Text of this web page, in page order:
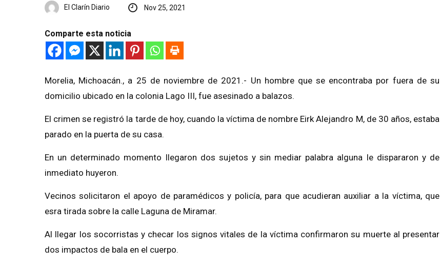
El Clarín Diario Nov 25, 2021
Comparte esta noticia
Morelia, Michoacán., a 25 de noviembre de 2021.- Un hombre que se encontraba por fuera de su
domicilio ubicado en la colonia Lago III, fue asesinado a balazos.
El crimen se registró la tarde de hoy, cuando la víctima de nombre Eirk Alejandro M, de 30 años, estaba
parado en la puerta de su casa.
En un determinado momento llegaron dos sujetos y sin mediar palabra alguna le dispararon y de
inmediato huyeron.
Vecinos solicitaron el apoyo de paramédicos y policía, para que acudieran auxiliar a la víctima, que
esra tirada sobre la calle Laguna de Miramar.
Al llegar los socorristas y checar los signos vitales de la víctima confirmaron su muerte al presentar
dos impactos de bala en el cuerpo.